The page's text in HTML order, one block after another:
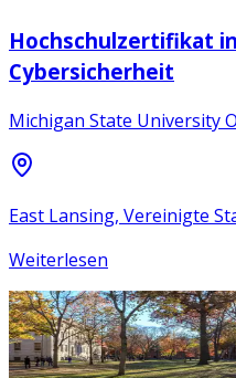
Hochschulzertifikat
Cybersicherheit
Michigan State University
East Lansing, Vereinigte
Weiterlesen